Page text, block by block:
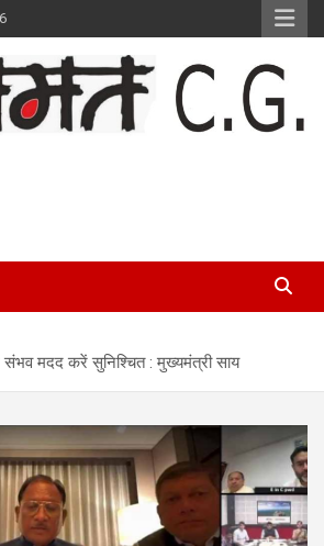
संभव मदद करें सुनिश्चित : मुख्यमंत्री साय